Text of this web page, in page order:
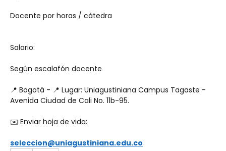
Docente por horas / cátedra
Salario:
Según escalafón docente
📍 Bogotá - 📍 Lugar: Uniagustiniana Campus Tagaste -
Avenida Ciudad de Cali No. 11b-95.
✉️ Enviar hoja de vida:
seleccion@uniagustiniana.edu.co